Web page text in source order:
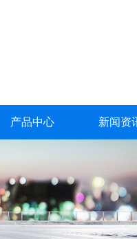
产品中心 新闻资